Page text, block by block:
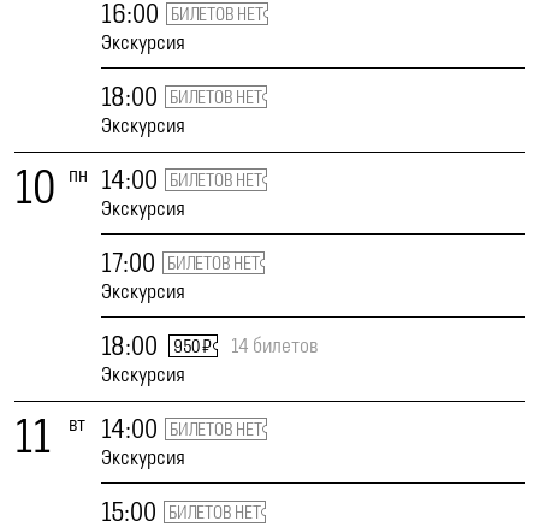
16:00 БИЛЕТОВ НЕТ
Экскурсия
18:00 БИЛЕТОВ НЕТ
Экскурсия
10 пн 14:00 БИЛЕТОВ НЕТ
Экскурсия
17:00 БИЛЕТОВ НЕТ
Экскурсия
18:00 950 ₽
14 билетов
Экскурсия
11 вт 14:00 БИЛЕТОВ НЕТ
Экскурсия
15:00 БИЛЕТОВ НЕТ